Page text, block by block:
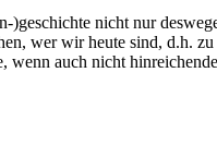
nicht nur
wer wir heute sind,
wenn auch nicht